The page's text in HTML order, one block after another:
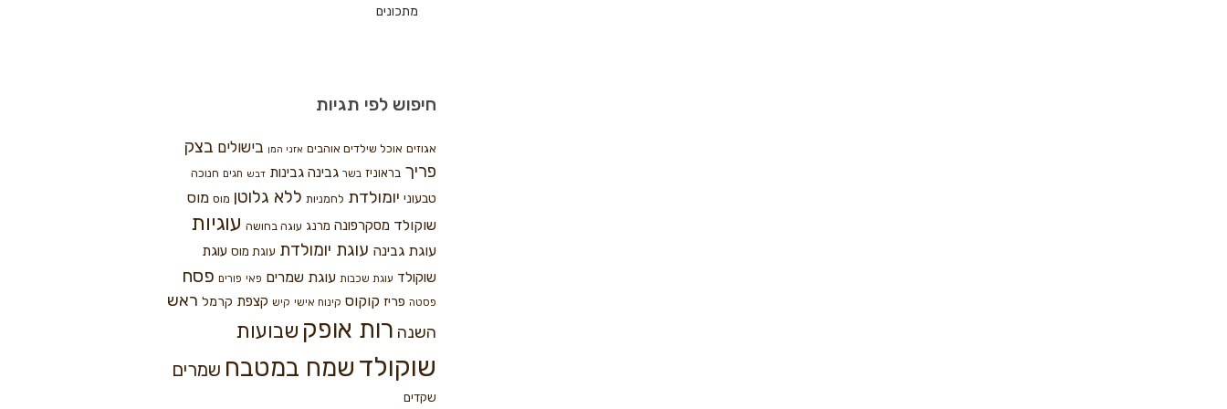
מתכונים
חיפוש לפי תגיות
אגוזים אוכל שילדים אוהבים אזני המן בישולים בצק
פריך בראוניז בשר גבינה גבינות דבש חגים חנוכה
טבעוני יומולדת לחמניות ללא גלוטן מוס מוס
שוקולד מסקרפונה מרנג עוגה בחושה עוגיות
עוגת גבינה עוגת יומולדת עוגת מוס עוגת
שוקולד עוגת שכבות עוגת שמרים פאי פורים פסח
פסטה פריז קוקוס קינוח אישי קיש קצפת קרמל ראש
השנה רות אופק שבועות
שוקולד שמח במטבח שמרים
שקדים